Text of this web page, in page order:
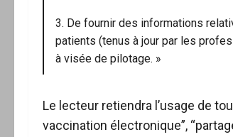
3. De fournir des informations
patients (tenus à jour par les
à visée de pilotage. »
Le lecteur retiendra l’usage de
vaccination électronique”,